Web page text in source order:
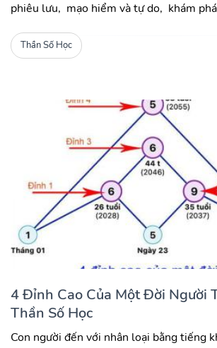
phiêu lưu, mạo hiểm và tự do, khám
Thần Số Học
4 Đỉnh Cao Của Một Đời Người
Thần Số Học
Con người đến với nhân loại bằng tiếng